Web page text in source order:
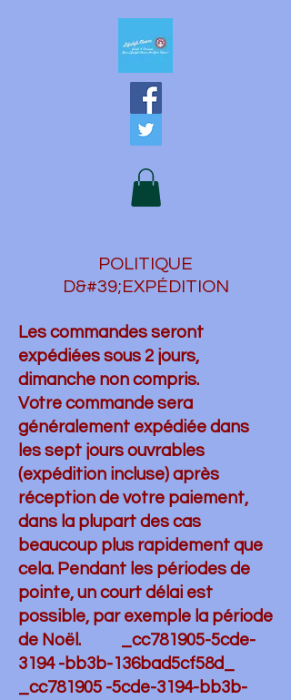
POLITIQUE
D&#39;EXPÉDITION
Les commandes seront
expédiées sous 2 jours,
dimanche non compris.
Votre commande sera
généralement expédiée dans
les sept jours ouvrables
(expédition incluse) après
réception de votre paiement,
dans la plupart des cas
beaucoup plus rapidement que
cela. Pendant les périodes de
pointe, un court délai est
possible, par exemple la période
de Noël. _cc781905-5cde-
3194 -bb3b-136bad5cf58d_
_cc781905 -5cde-3194-bb3b-